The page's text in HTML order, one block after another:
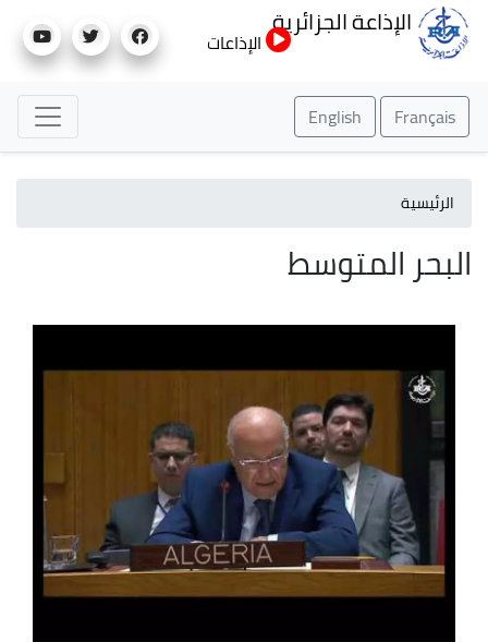
إلى
الإذاعة الجزائرية
الإذاعات
Français
English
الرئيسية
البحر المتوسط